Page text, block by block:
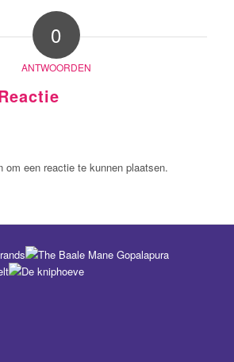
0
ANTWOORDEN
om een reactie te kunnen plaatsen.